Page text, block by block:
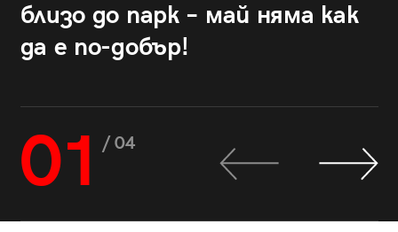
близо до парк – май няма как
да е по-добър!
01 / 04